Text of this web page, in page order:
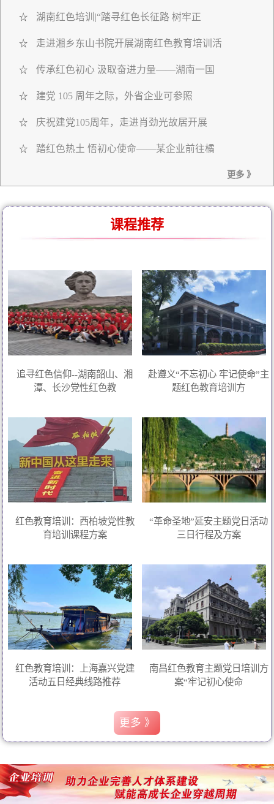
☆ 湖南红色培训|“踏寻红色长征路 树牢正
☆ 走进湘乡东山书院开展湖南红色教育培训活
☆ 传承红色初心 汲取奋进力量——湖南一国
☆ 建党 105 周年之际，外省企业可参照
☆ 庆祝建党105周年，走进肖劲光故居开展
☆ 踏红色热土 悟初心使命——某企业前往橘
更多 》
课程推荐
追寻红色信仰--湖南韶山、湘
潭、长沙党性红色教
赴遵义“不忘初心 牢记使命”主
题红色教育培训方
红色教育培训：西柏坡党性教
育培训课程方案
“革命圣地”延安主题党日活动
三日行程及方案
红色教育培训：上海嘉兴党建
活动五日经典线路推荐
南昌红色教育主题党日培训方
案“牢记初心使命
更多 》